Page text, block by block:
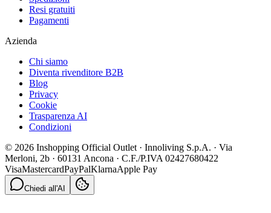
Resi gratuiti
Pagamenti
Azienda
Chi siamo
Diventa rivenditore B2B
Blog
Privacy
Cookie
Trasparenza AI
Condizioni
© 2026 Inshopping Official Outlet · Innoliving S.p.A. · Via
Merloni, 2b · 60131 Ancona · C.F./P.IVA 02427680422
VisaMastercardPayPalKlarnaApple Pay
Chiedi all'AI